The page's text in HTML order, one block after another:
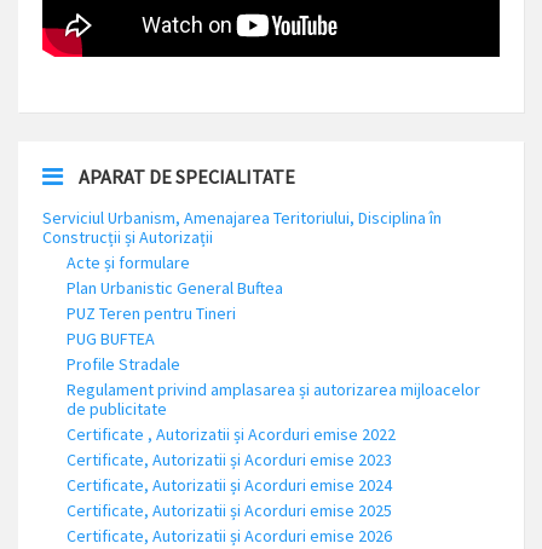
APARAT DE SPECIALITATE
Serviciul Urbanism, Amenajarea Teritoriului, Disciplina în
Construcții și Autorizații
Acte și formulare
Plan Urbanistic General Buftea
PUZ Teren pentru Tineri
PUG BUFTEA
Profile Stradale
Regulament privind amplasarea și autorizarea mijloacelor
de publicitate
Certificate , Autorizatii și Acorduri emise 2022
Certificate, Autorizatii și Acorduri emise 2023
Certificate, Autorizatii și Acorduri emise 2024
Certificate, Autorizatii și Acorduri emise 2025
Certificate, Autorizatii și Acorduri emise 2026